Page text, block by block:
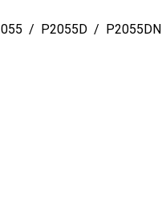
/ P2055D / P2055DN